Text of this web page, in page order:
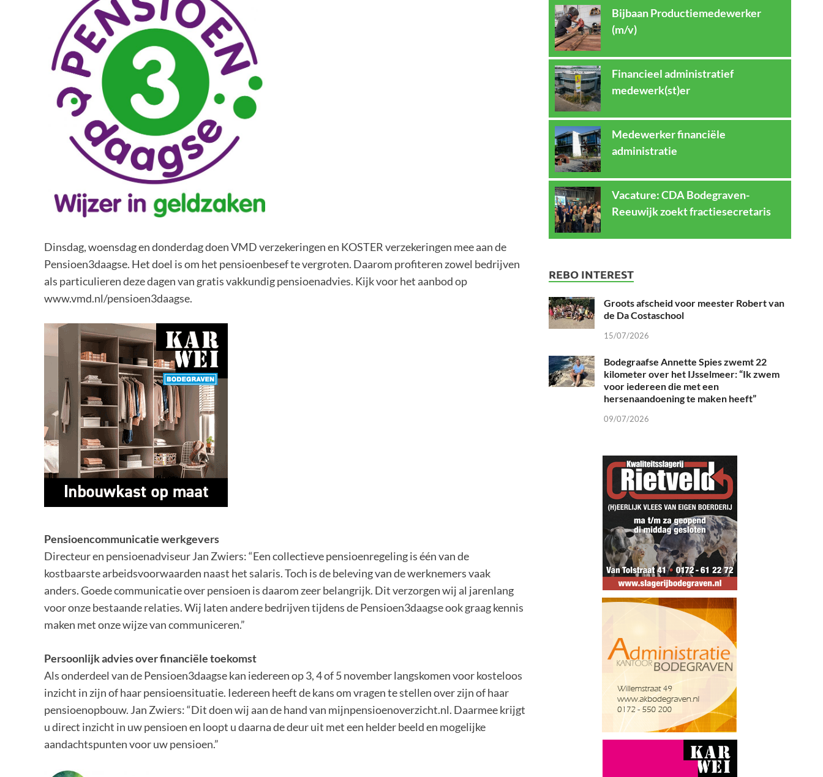
Dinsdag, woensdag en donderdag doen VMD verzekeringen en KOSTER verzekeringen mee aan de
Pensioen3daagse. Het doel is om het pensioenbesef te vergroten. Daarom profiteren zowel bedrijven
als particulieren deze dagen van gratis vakkundig pensioenadvies. Kijk voor het aanbod op
www.vmd.nl/pensioen3daagse.
Pensioencommunicatie werkgevers
Directeur en pensioenadviseur Jan Zwiers: “Een collectieve pensioenregeling is één van de
kostbaarste arbeidsvoorwaarden naast het salaris. Toch is de beleving van de werknemers vaak
anders. Goede communicatie over pensioen is daarom zeer belangrijk. Dit verzorgen wij al jarenlang
voor onze bestaande relaties. Wij laten andere bedrijven tijdens de Pensioen3daagse ook graag kennis
maken met onze wijze van communiceren.”
Persoonlijk advies over financiële toekomst
Als onderdeel van de Pensioen3daagse kan iedereen op 3, 4 of 5 november langskomen voor kosteloos
inzicht in zijn of haar pensioensituatie. Iedereen heeft de kans om vragen te stellen over zijn of haar
pensioenopbouw. Jan Zwiers: “Dit doen wij aan de hand van mijnpensioenoverzicht.nl. Daarmee krijgt
u direct inzicht in uw pensioen en loopt u daarna de deur uit met een helder beeld en mogelijke
aandachtspunten voor uw pensioen.”
Bijbaan Productiemedewerker
(m/v)
Financieel administratief
medewerk(st)er
Medewerker financiële
administratie
Vacature: CDA Bodegraven-
Reeuwijk zoekt fractiesecretaris
REBO INTEREST
Groots afscheid voor meester Robert van
de Da Costaschool
15/07/2026
Bodegraafse Annette Spies zwemt 22
kilometer over het IJsselmeer: “Ik zwem
voor iedereen die met een
hersenaandoening te maken heeft”
09/07/2026